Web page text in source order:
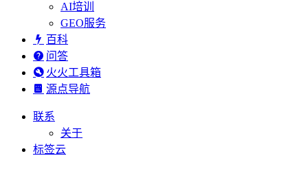
AI培训
GEO服务
百科
问答
火火工具箱
源点导航
联系
关于
标签云